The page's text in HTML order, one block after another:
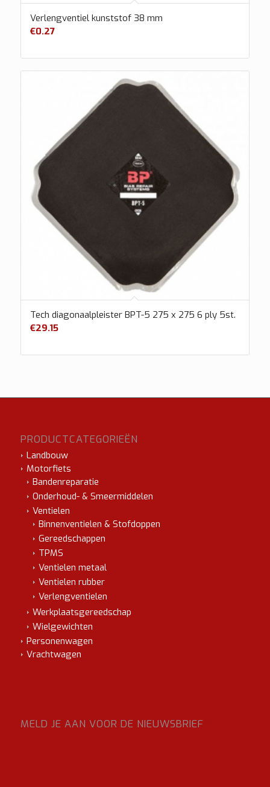
Verlengventiel kunststof 38 mm
€0.27
Tech diagonaalpleister BPT-5 275 x 275 6 ply 5st.
€29.15
PRODUCTCATEGORIEËN
Landbouw
Motorfiets
Bandenreparatie
Onderhoud- & Smeermiddelen
Ventielen
Binnenventielen & Stofdoppen
Gereedschappen
TPMS
Ventielen metaal
Ventielen rubber
Verlengventielen
Werkplaatsgereedschap
Wielgewichten
Personenwagen
Vrachtwagen
MELD JE AAN VOOR DE NIEUWSBRIEF